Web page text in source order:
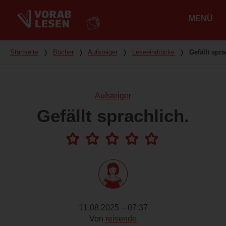
MENÜ
Du bist hier
Startseite ❭ Bücher ❭ Aufsteiger ❭ Leseeindrücke ❭ Gefällt
Aufsteiger
Gefällt sprachlich.
11.08.2025 – 07:37
Von reisende